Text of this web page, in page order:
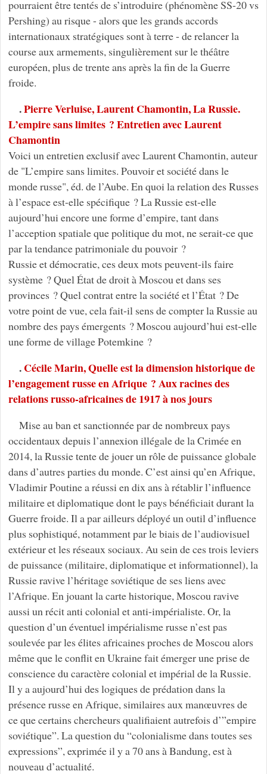
pourraient être tentés de s’introduire (phénomène SS-20 vs
Pershing) au risque - alors que les grands accords
internationaux stratégiques sont à terre - de relancer la
course aux armements, singulièrement sur le théâtre
européen, plus de trente ans après la fin de la Guerre
froide.
.Pierre Verluise, Laurent Chamontin, La Russie.
L’empire sans limites ? Entretien avec Laurent
Chamontin
Voici un entretien exclusif avec Laurent Chamontin, auteur
de "L’empire sans limites. Pouvoir et société dans le
monde russe", éd. de l’Aube. En quoi la relation des Russes
à l’espace est-elle spécifique ? La Russie est-elle
aujourd’hui encore une forme d’empire, tant dans
l’acception spatiale que politique du mot, ne serait-ce que
par la tendance patrimoniale du pouvoir ?
Russie et démocratie, ces deux mots peuvent-ils faire
système ? Quel État de droit à Moscou et dans ses
provinces ? Quel contrat entre la société et l’État ? De
votre point de vue, cela fait-il sens de compter la Russie au
nombre des pays émergents ? Moscou aujourd’hui est-elle
une forme de village Potemkine ?
.Cécile Marin, Quelle est la dimension historique de
l’engagement russe en Afrique ? Aux racines des
relations russo-africaines de 1917 à nos jours
Mise au ban et sanctionnée par de nombreux pays
occidentaux depuis l’annexion illégale de la Crimée en
2014, la Russie tente de jouer un rôle de puissance globale
dans d’autres parties du monde. C’est ainsi qu’en Afrique,
Vladimir Poutine a réussi en dix ans à rétablir l’influence
militaire et diplomatique dont le pays bénéficiait durant la
Guerre froide. Il a par ailleurs déployé un outil d’influence
plus sophistiqué, notamment par le biais de l’audiovisuel
extérieur et les réseaux sociaux. Au sein de ces trois leviers
de puissance (militaire, diplomatique et informationnel), la
Russie ravive l’héritage soviétique de ses liens avec
l’Afrique. En jouant la carte historique, Moscou ravive
aussi un récit anti colonial et anti-impérialiste. Or, la
question d’un éventuel impérialisme russe n’est pas
soulevée par les élites africaines proches de Moscou alors
même que le conflit en Ukraine fait émerger une prise de
conscience du caractère colonial et impérial de la Russie.
Il y a aujourd’hui des logiques de prédation dans la
présence russe en Afrique, similaires aux manœuvres de
ce que certains chercheurs qualifiaient autrefois d’”empire
soviétique”. La question du “colonialisme dans toutes ses
expressions”, exprimée il y a 70 ans à Bandung, est à
nouveau d’actualité.